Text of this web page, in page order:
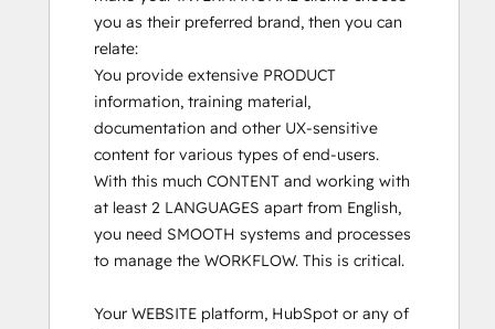
you as their preferred brand, then you can
relate:
You provide extensive PRODUCT
information, training material,
documentation and other UX-sensitive
content for various types of end-users.
With this much CONTENT and working with
at least 2 LANGUAGES apart from English,
you need SMOOTH systems and processes
to manage the WORKFLOW. This is critical.
Your WEBSITE platform, HubSpot or any of